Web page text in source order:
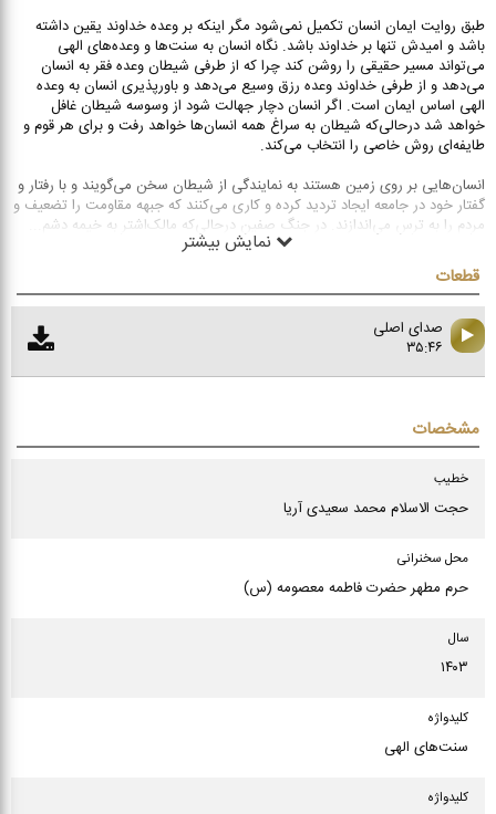
طبق روایت ایمان انسان تکمیل نمی‌شود مگر اینکه بر وعده خداوند یقین داشته
باشد و امیدش تنها بر خداوند باشد. نگاه انسان به سنت‌ها و وعده‌های الهی
می‌تواند مسیر حقیقی را روشن کند چرا که از طرفی شیطان وعده فقر به انسان
می‌دهد و از طرفی خداوند وعده رزق وسیع می‌دهد و باورپذیری انسان به وعده
الهی اساس ایمان است. اگر انسان دچار جهالت شود از وسوسه شیطان غافل
خواهد شد درحالی‌که شیطان به سراغ همه انسان‌ها خواهد رفت و برای هر قوم و
طایفه‌ای روش خاصی را انتخاب می‌کند.
انسان‌هایی بر روی زمین هستند به نمایندگی از شیطان سخن می‌گویند و با رفتار و
گفتار خود در جامعه ایجاد تردید کرده و کاری می‌کنند که جبهه مقاومت را تضعیف و
مردم را به ترس می‌اندازند. در جنگ صفین درحالی‌که مالک‌اشتر به خیمه دشم
نمایش بیشتر
قطعات
صدای اصلی
۳۵:۴۶
مشخصات
خطیب
حجت الاسلام محمد سعیدی آریا
محل سخنرانی
حرم مطهر حضرت فاطمه معصومه (س)
سال
۱۴۰۳
كلیدواژه
سنت‌های الهی
كلیدواژه